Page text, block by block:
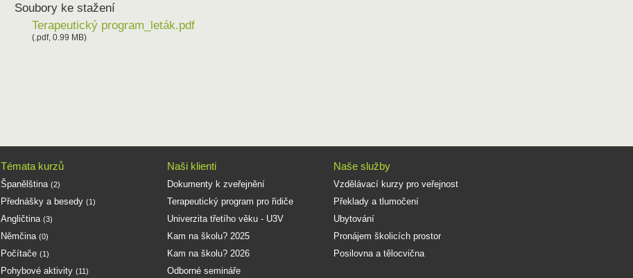
Soubory ke stažení
Terapeutický program_leták.pdf
(.pdf, 0.99 MB)
Témata kurzů
Španělština (2)
Přednášky a besedy (1)
Angličtina (3)
Němčina (0)
Počítače (1)
Pohybové aktivity (11)
Naši klienti
Dokumenty k zveřejnění
Terapeutický program pro řidiče
Univerzita třetího věku - U3V
Kam na školu? 2025
Kam na školu? 2026
Odborné semináře
Naše služby
Vzdělávací kurzy pro veřejnost
Překlady a tlumočení
Ubytování
Pronájem školicích prostor
Posilovna a tělocvična